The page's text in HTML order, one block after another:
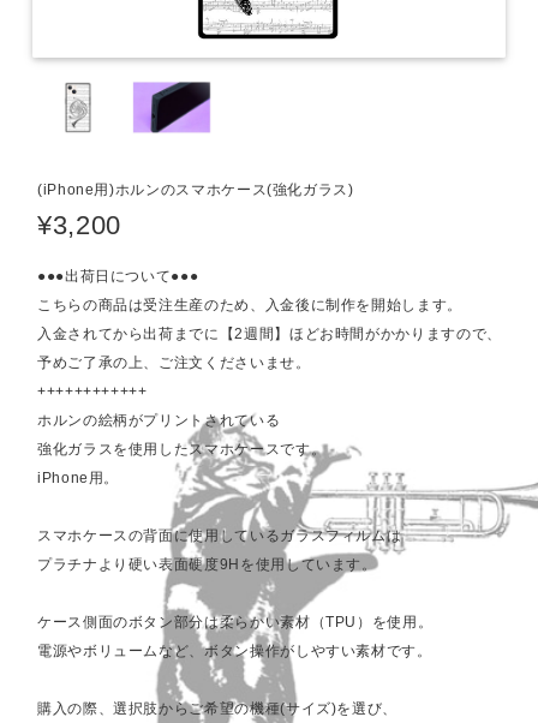
(iPhone用)ホルンのスマホケース(強化ガラス)
¥3,200
●●●出荷日について●●●
こちらの商品は受注生産のため、入金後に制作を開始します。
入金されてから出荷までに【2週間】ほどお時間がかかりますので、
予めご了承の上、ご注文くださいませ。
++++++++++++
ホルンの絵柄がプリントされている
強化ガラスを使用したスマホケースです。
iPhone用。
スマホケースの背面に使用しているガラスフィルムは
プラチナより硬い表面硬度9Hを使用しています。
ケース側面のボタン部分は柔らかい素材（TPU）を使用。
電源やボリュームなど、ボタン操作がしやすい素材です。
購入の際、選択肢からご希望の機種(サイズ)を選び、